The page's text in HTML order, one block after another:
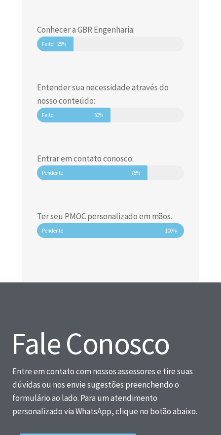
Conhecer a GBR Engenharia:
Feito 25%
Entender sua necessidade através do
nosso conteúdo:
Feito 50%
Entrar em contato conosco:
Pendente 75%
Ter seu PMOC personalizado em mãos.
Pendente 100%
Fale Conosco
Entre em contato com nossos assessores e tire suas
dúvidas ou nos envie sugestões preenchendo o
formulário ao lado. Para um atendimento
personalizado via WhatsApp, clique no botão abaixo.